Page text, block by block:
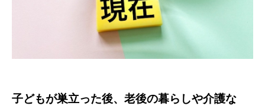
子どもが巣立った後、老後の暮らしや介護な